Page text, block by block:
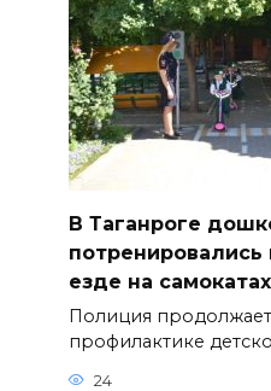
В Таганроге
потренировались
езде на самокатах
Полиция
профилактике
24